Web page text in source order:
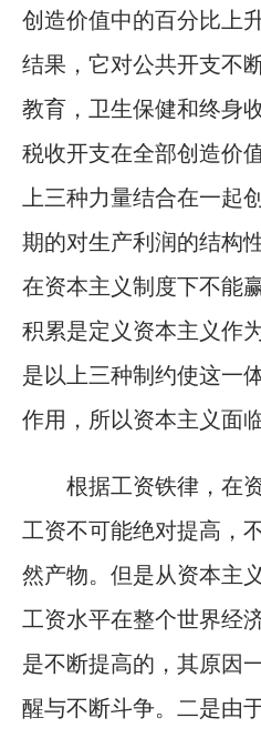
创造价值中的百分比上
结果，它对公共开支不
教育，卫生保健和终身
税收开支在全部创造价
上三种力量结合在一起
期的对生产利润的结构
在资本主义制度下不能
积累是定义资本主义作
是以上三种制约使这一
作用，所以资本主义面
根据工资铁律，在
工资不可能绝对提高，
然产物。但是从资本主
工资水平在整个世界经
是不断提高的，其原因
醒与不断斗争。二是由